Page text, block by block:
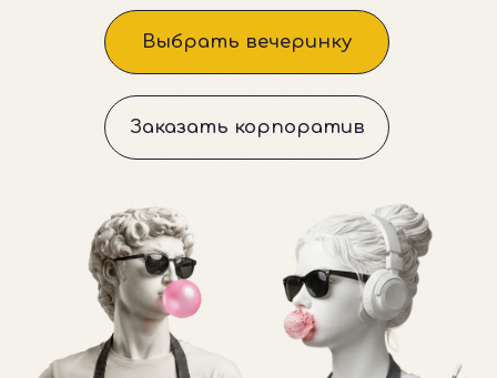
ДЕТСКАЯ АРТ-
ВЕЧЕРИНКА